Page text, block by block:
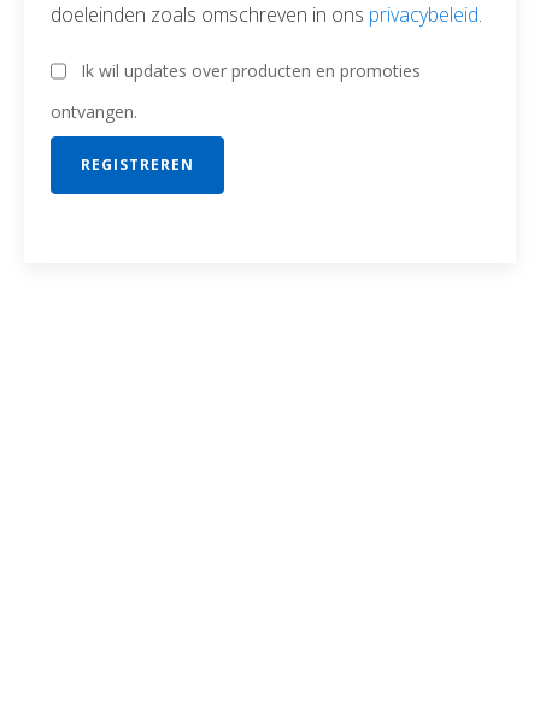
doeleinden zoals omschreven in ons privacybeleid.
Ik wil updates over producten en promoties
ontvangen.
REGISTREREN